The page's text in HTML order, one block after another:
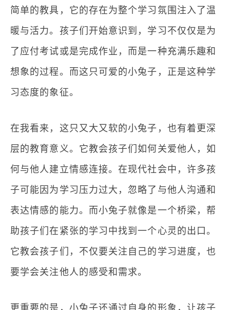
简单的教具，它的存在为整个学习氛围注入了温
暖与活力。孩子们开始意识到，学习不仅仅是为
了应付考试或是完成作业，而是一种充满乐趣和
想象的过程。而这只可爱的小兔子，正是这种学
习态度的象征。
在我看来，这只又大又软的小兔子，也有着更深
层的教育意义。它教会孩子们如何关爱他人，如
何与他人建立情感连接。在现代社会中，许多孩
子可能因为学习压力过大，忽略了与他人沟通和
表达情感的能力。而小兔子就像是一个桥梁，帮
助孩子们在紧张的学习中找到一个心灵的出口。
它教会孩子们，不仅要关注自己的学习进度，也
要学会关注他人的感受和需求。
更重要的是，小兔子还通过自身的形象，让孩子